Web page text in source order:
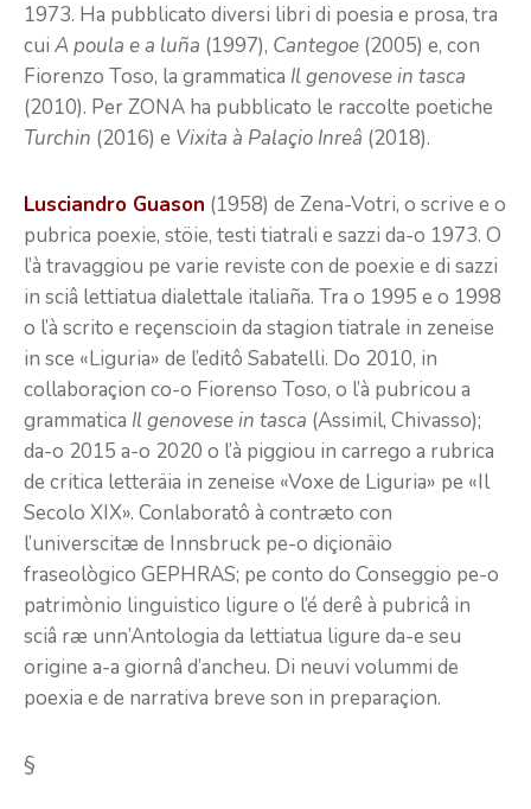
1973. Ha pubblicato diversi libri di poesia e prosa, tra
cui A poula e a luña (1997), Cantegoe (2005) e, con
Fiorenzo Toso, la grammatica Il genovese in tasca
(2010). Per ZONA ha pubblicato le raccolte poetiche
Turchin (2016) e Vixita à Palaçio Inreâ (2018).
Lusciandro Guason (1958) de Zena-Votri, o scrive e o
pubrica poexie, stöie, testi tiatrali e sazzi da-o 1973. O
l’à travaggiou pe varie reviste con de poexie e di sazzi
in sciâ lettiatua dialettale italiaña. Tra o 1995 e o 1998
o l’à scrito e reçenscioin da stagion tiatrale in zeneise
in sce «Liguria» de l’editô Sabatelli. Do 2010, in
collaboraçion co-o Fiorenso Toso, o l’à pubricou a
grammatica Il genovese in tasca (Assimil, Chivasso);
da-o 2015 a-o 2020 o l’à piggiou in carrego a rubrica
de critica letteräia in zeneise «Voxe de Liguria» pe «Il
Secolo XIX». Conlaboratô à contræto con
l’universcitæ de Innsbruck pe-o diçionäio
fraseològico GEPHRAS; pe conto do Conseggio pe-o
patrimònio linguistico ligure o l’é derê à pubricâ in
sciâ ræ unn’Antologia da lettiatua ligure da-e seu
origine a-a giornâ d’ancheu. Di neuvi volummi de
poexia e de narrativa breve son in preparaçion.
§